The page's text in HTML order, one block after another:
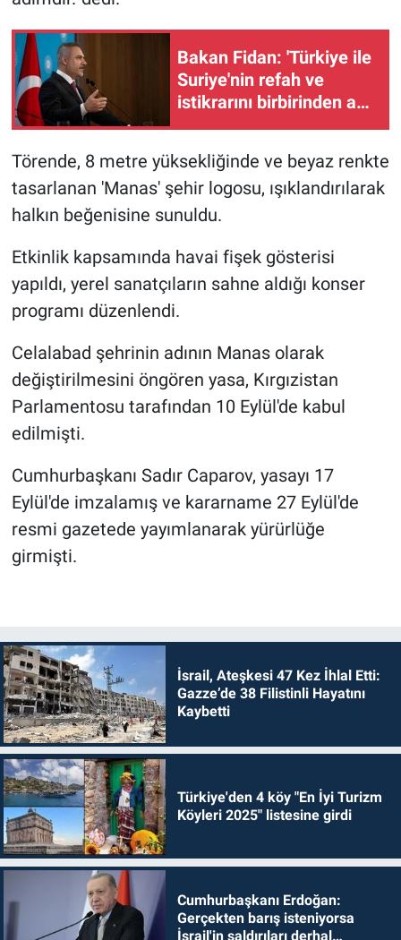
Bakan Fidan: 'Türkiye ile
Suriye'nin refah ve
istikrarını birbirinden ayrı
Törende, 8 metre yüksekliğinde ve beyaz renkte
tasarlanan 'Manas' şehir logosu, ışıklandırılarak
halkın beğenisine sunuldu.
Etkinlik kapsamında havai fişek gösterisi
yapıldı, yerel sanatçıların sahne aldığı konser
programı düzenlendi.
Celalabad şehrinin adının Manas olarak
değiştirilmesini öngören yasa, Kırgızistan
Parlamentosu tarafından 10 Eylül'de kabul
edilmişti.
Cumhurbaşkanı Sadır Caparov, yasayı 17
Eylül'de imzalamış ve kararname 27 Eylül'de
resmi gazetede yayımlanarak yürürlüğe
girmişti.
İsrail, Ateşkesi 47 Kez İhlal Etti:
Gazze’de 38 Filistinli Hayatını
Kaybetti
Türkiye'den 4 köy "En İyi Turizm
Köyleri 2025" listesine girdi
Cumhurbaşkanı Erdoğan:
Gerçekten barış isteniyorsa
İsrail'in saldırıları derhal